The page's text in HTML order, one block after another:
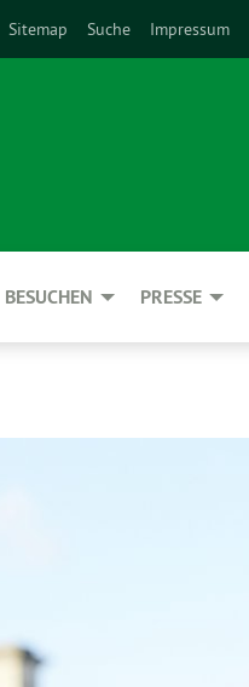
Sitemap Suche Impressum
PRESSE